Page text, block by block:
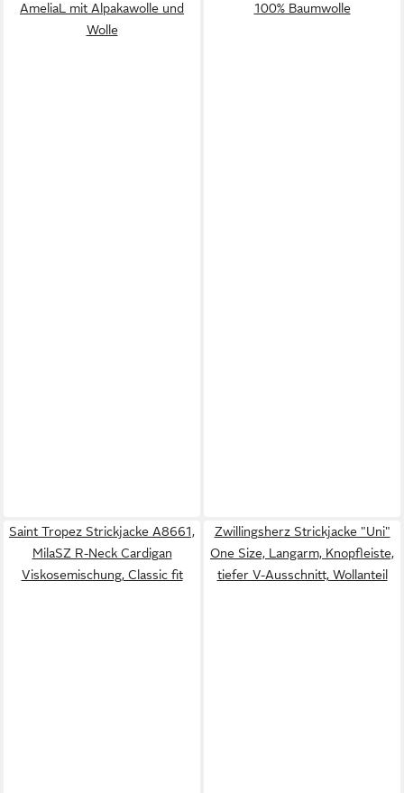
AmeliaL mit Alpakawolle und
Wolle
100% Baumwolle
Saint Tropez Strickjacke A8661,
MilaSZ R-Neck Cardigan
Viskosemischung, Classic fit
Zwillingsherz Strickjacke "Uni"
One Size, Langarm, Knopfleiste,
tiefer V-Ausschnitt, Wollanteil